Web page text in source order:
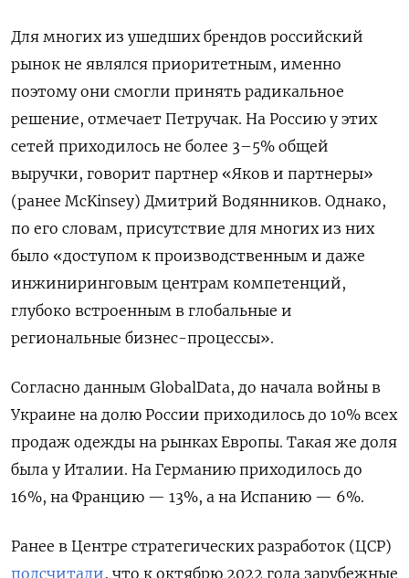
Для многих из ушедших брендов российский
рынок не являлся приоритетным, именно
поэтому они смогли принять радикальное
решение, отмечает Петручак. На Россию у этих
сетей приходилось не более 3–5% общей
выручки, говорит партнер «Яков и партнеры»
(ранее McKinsey) Дмитрий Водянников. Однако,
по его словам, присутствие для многих из них
было «доступом к производственным и даже
инжиниринговым центрам компетенций,
глубоко встроенным в глобальные и
региональные бизнес-процессы».
Согласно данным GlobalData, до начала войны в
Украине на долю России приходилось до 10% всех
продаж одежды на рынках Европы. Такая же доля
была у Италии. На Германию приходилось до
16%, на Францию — 13%, а на Испанию — 6%.
Ранее в Центре стратегических разработок (ЦСР)
подсчитали, что к октябрю 2022 года зарубежные